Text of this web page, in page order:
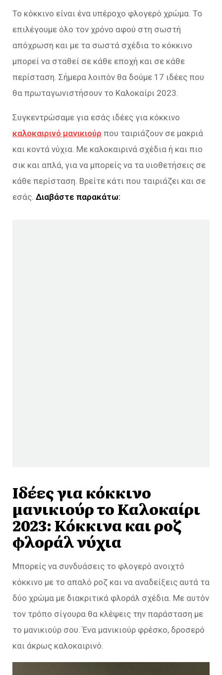
Το κόκκινο είναι ένα υπέροχο φλογερό χρώμα. Το
επιλέγουμε όλο τον χρόνο αφού στη σωστή
απόχρωση και με τα σωστά σχέδια το κόκκινο
μπορεί να σταθεί σε κάθε εποχή και σε κάθε
περίσταση. Σήμερα λοιπόν θα δούμε 17 ιδέες που
θα πρωταγωνιστήσουν το Καλοκαίρι 2023.
Συγκεντρώσαμε για εσάς ιδέες για κόκκινο
καλοκαιρινό μανικιούρ που ταιριάζουν σε μακριά
και κοντά νύχια. Με καλοκαιρινά σχέδια ή και πιο
σικ και απλά, για να μπορείς να τα υιοθετήσεις σε
κάθε περίσταση. Βρείτε κάτι που ταιριάζει και σε
εσάς. Διαβάστε παρακάτω:
Ιδέες για κόκκινο
μανικιούρ το Καλοκαίρι
2023: Κόκκινα και ροζ
φλοράλ νύχια
Μπορείς να συνδυάσεις το φλογερό ανοιχτό
κόκκινο με το απαλό ροζ και να αναδείξεις αυτά τα
δύο χρώμα με διακριτικά φλοράλ σχέδια. Με αυτόν
τον τρόπο σίγουρα θα κλέψεις την παράσταση με
το μανικιούρ σου. Ένα μανικιούρ φρέσκο, δροσερό
και άκρως καλοκαιρινό.